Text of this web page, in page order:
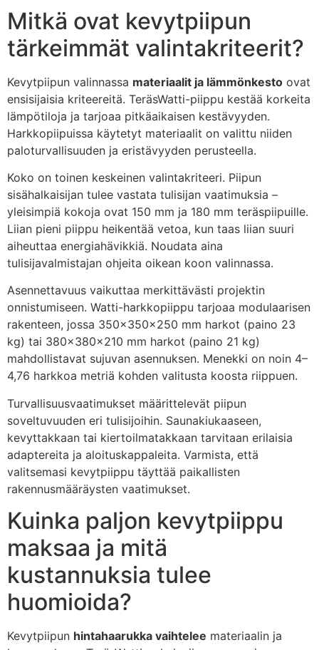
Mitkä ovat kevytpiipun
tärkeimmät valintakriteerit?
Kevytpiipun valinnassa materiaalit ja lämmönkesto ovat
ensisijaisia kriteereitä. TeräsWatti-piippu kestää korkeita
lämpötiloja ja tarjoaa pitkäaikaisen kestävyyden.
Harkkopiipuissa käytetyt materiaalit on valittu niiden
paloturvallisuuden ja eristävyyden perusteella.
Koko on toinen keskeinen valintakriteeri. Piipun
sisähalkaisijan tulee vastata tulisijan vaatimuksia –
yleisimpiä kokoja ovat 150 mm ja 180 mm teräspiipuille.
Liian pieni piippu heikentää vetoa, kun taas liian suuri
aiheuttaa energiahävikkiä. Noudata aina
tulisijavalmistajan ohjeita oikean koon valinnassa.
Asennettavuus vaikuttaa merkittävästi projektin
onnistumiseen. Watti-harkkopiippu tarjoaa modulaarisen
rakenteen, jossa 350×350×250 mm harkot (paino 23
kg) tai 380×380×210 mm harkot (paino 21 kg)
mahdollistavat sujuvan asennuksen. Menekki on noin 4–
4,76 harkkoa metriä kohden valitusta koosta riippuen.
Turvallisuusvaatimukset määrittelevät piipun
soveltuvuuden eri tulisijoihin. Saunakiukaaseen,
kevyttakkaan tai kiertoilmatakkaan tarvitaan erilaisia
adaptereita ja aloituskappaleita. Varmista, että
valitsemasi kevytpiippu täyttää paikallisten
rakennusmääräysten vaatimukset.
Kuinka paljon kevytpiippu
maksaa ja mitä
kustannuksia tulee
huomioida?
Kevytpiipun hintahaarukka vaihtelee materiaalin ja